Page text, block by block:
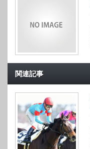
関連記事